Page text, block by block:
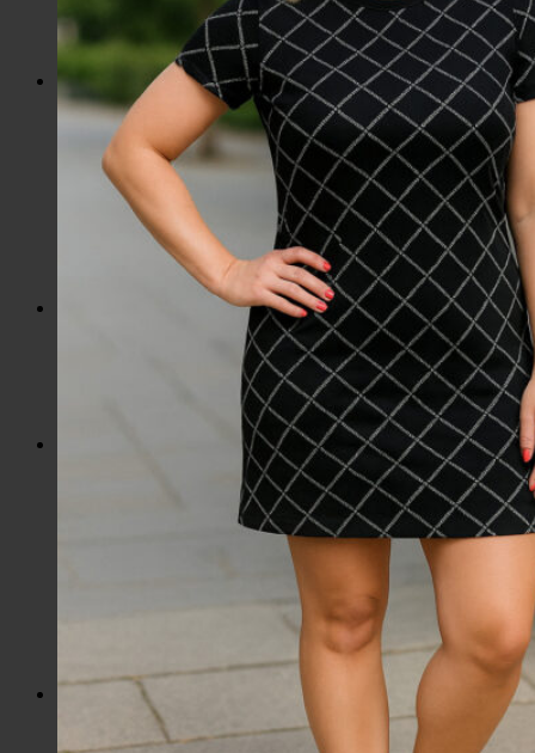
Slnečné okuliare
Hrnčeky a poháre s potlačou
Darčekové poukážky
Pánska móda
Kategórie
Tričká
Plavky
Mikiny a svetre
Bundy
Nohavice a tepláky
Pánska obuv
Spodné prádlo
Pánske doplnky
Detské doplnky
Dámska móda na každý deň
Košele / Blúzky
Doplnky
Bazárová ponuka
Dámske
Detské